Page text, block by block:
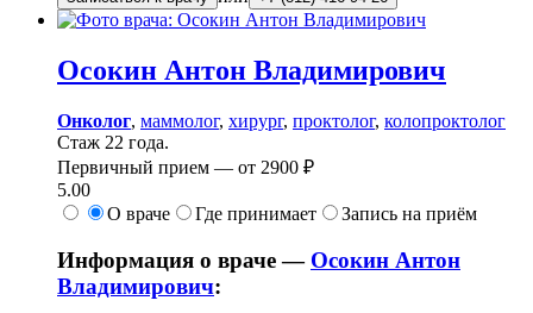
Осокин Антон Владимирович
Онколог, маммолог, хирург, проктолог, колопроктолог
Стаж 22 года.
Первичный прием — от 2900 ₽
5.00
О враче
Где принимает Запись на приём
Информация о враче — Осокин Антон
Владимирович: